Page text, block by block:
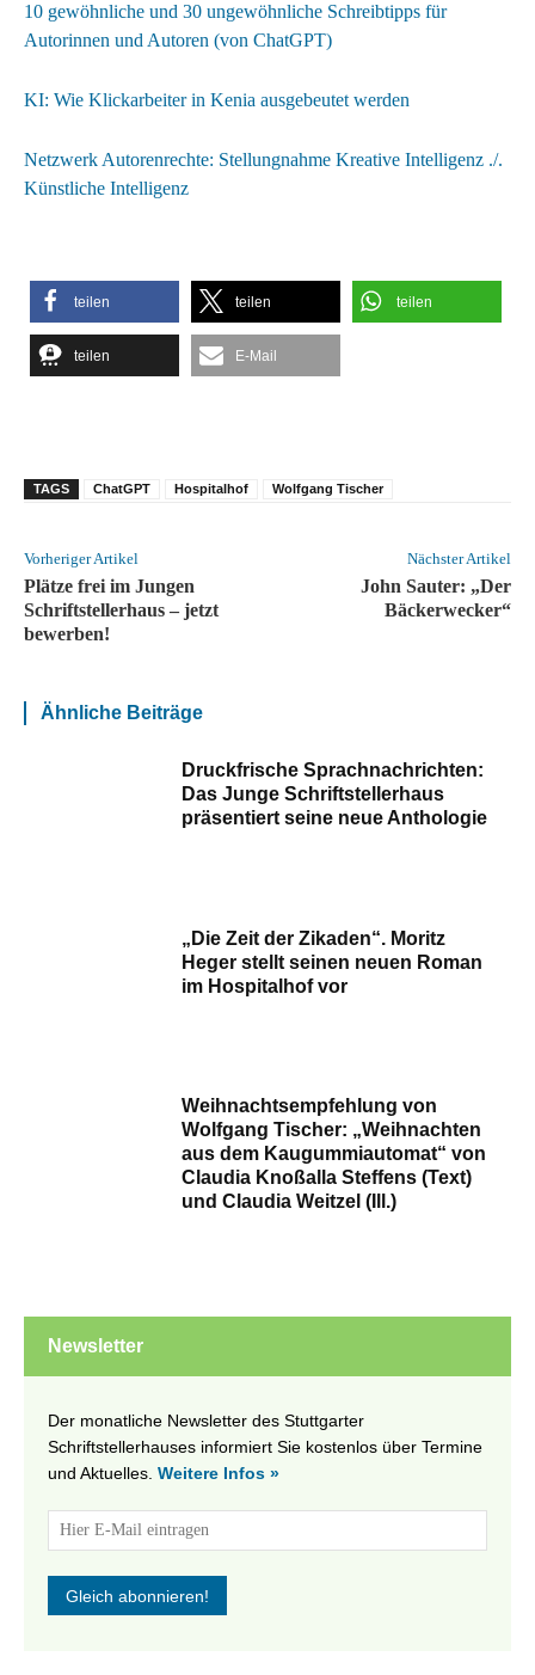
10 gewöhnliche und 30 ungewöhnliche Schreibtipps für
Autorinnen und Autoren (von ChatGPT)
KI: Wie Klickarbeiter in Kenia ausgebeutet werden
Netzwerk Autorenrechte: Stellungnahme Kreative Intelligenz ./.
Künstliche Intelligenz
teilen teilen teilen
teilen E-Mail
TAGS ChatGPT Hospitalhof Wolfgang Tischer
Vorheriger Artikel
Plätze frei im Jungen
Schriftstellerhaus – jetzt
bewerben!
Nächster Artikel
John Sauter: „Der
Bäckerwecker“
Ähnliche Beiträge
Druckfrische Sprachnachrichten:
Das Junge Schriftstellerhaus
präsentiert seine neue Anthologie
„Die Zeit der Zikaden“. Moritz
Heger stellt seinen neuen Roman
im Hospitalhof vor
Weihnachtsempfehlung von
Wolfgang Tischer: „Weihnachten
aus dem Kaugummiautomat“ von
Claudia Knoßalla Steffens (Text)
und Claudia Weitzel (Ill.)
Newsletter
Der monatliche Newsletter des Stuttgarter
Schriftstellerhauses informiert Sie kostenlos über Termine
und Aktuelles. Weitere Infos »